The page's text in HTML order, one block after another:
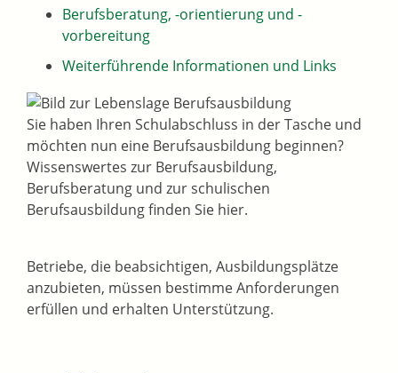
Berufsberatung, -orientierung und -
vorbereitung
Weiterführende Informationen und Links
Sie haben Ihren Schulabschluss in der Tasche und
möchten nun eine Berufsausbildung beginnen?
Wissenswertes zur Berufsausbildung,
Berufsberatung und zur schulischen
Berufsausbildung finden Sie hier.
Betriebe, die beabsichtigen, Ausbildungsplätze
anzubieten, müssen bestimme Anforderungen
erfüllen und erhalten Unterstützung.